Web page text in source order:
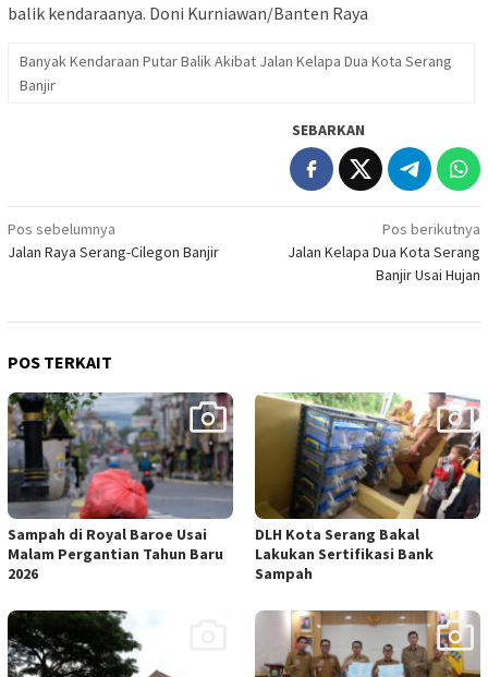
balik kendaraanya. Doni Kurniawan/Banten Raya
Banyak Kendaraan Putar Balik Akibat Jalan Kelapa Dua Kota Serang
Banjir
SEBARKAN
Navigasi
pos
Pos sebelumnya
Jalan Raya Serang-Cilegon Banjir
Pos berikutnya
Jalan Kelapa Dua Kota Serang
Banjir Usai Hujan
POS TERKAIT
Sampah di Royal Baroe Usai
Malam Pergantian Tahun Baru
2026
DLH Kota Serang Bakal
Lakukan Sertifikasi Bank
Sampah